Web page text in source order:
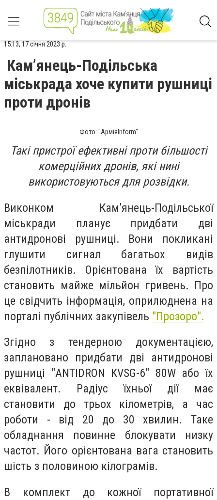
15:13, 17 січня 2023 р.
Кам’янець-Подільська
міськрада хоче купити рушниці
проти дронів
Фото: "АрміяInform"
Такі пристрої ефективні проти більшості
комерційних дронів, які нині
використовуються для розвідки.
Виконком Кам’янець-Подільської
міськради планує придбати дві
антидронові рушниці. Вони покликані
глушити сигнал багатьох видів
безпілотників. Орієнтована їх вартість
становить майже мільйон гривень. Про
це свідчить інформація, оприлюднена на
порталі публічних закупівель "Прозоро".
Згідно з тендерною документацією,
заплановано придбати дві антидронові
рушниці "ANTIDRON KVSG-6" 80W або їх
еквівалент. Радіус їхньої дії має
становити до трьох кілометрів, а час
роботи - від 20 до 30 хвилин. Таке
обладнання повинне блокувати низку
частот. Його орієнтована вага становить
шість з половиною кілограмів.
В комплект до кожної портативної